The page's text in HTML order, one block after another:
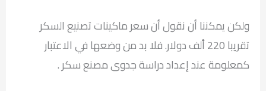
ولكن يمكننا أن نقول أن سعر ماكينات تصنيع السكر
تقريبا 220 ألف دولار. فلا بد من وضعها في الاعتبار
كمعلومة عند إعداد دراسة جدوى مصنع سكر .